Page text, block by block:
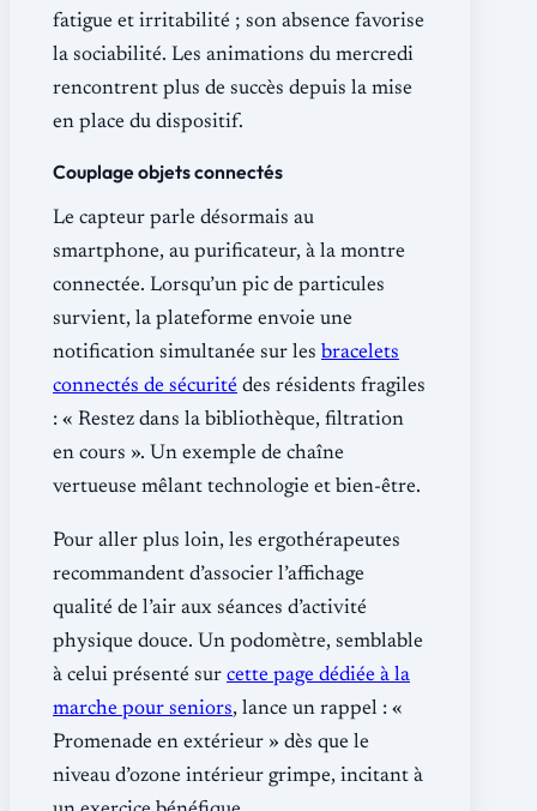
fatigue et irritabilité ; son absence favorise
la sociabilité. Les animations du mercredi
rencontrent plus de succès depuis la mise
en place du dispositif.
Couplage objets connectés
Le capteur parle désormais au
smartphone, au purificateur, à la montre
connectée. Lorsqu’un pic de particules
survient, la plateforme envoie une
notification simultanée sur les bracelets
connectés de sécurité des résidents fragiles
: « Restez dans la bibliothèque, filtration
en cours ». Un exemple de chaîne
vertueuse mêlant technologie et bien-être.
Pour aller plus loin, les ergothérapeutes
recommandent d’associer l’affichage
qualité de l’air aux séances d’activité
physique douce. Un podomètre, semblable
à celui présenté sur cette page dédiée à la
marche pour seniors, lance un rappel : «
Promenade en extérieur » dès que le
niveau d’ozone intérieur grimpe, incitant à